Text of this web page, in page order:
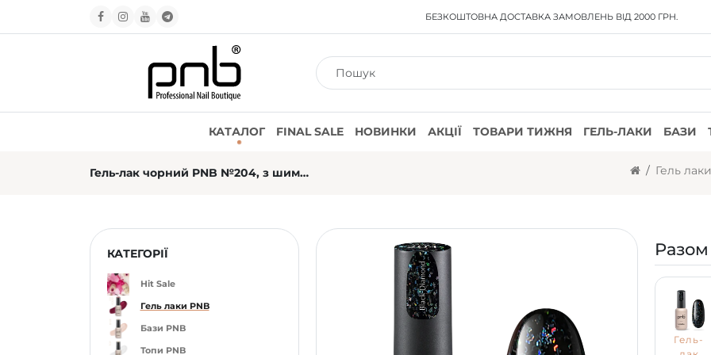
БЕЗКОШТОВНА ДОСТАВКАЗАМОВЛЕНЬ ВІД 2000 ГРН.
КАТАЛОГ FINAL SALE НОВИНКИ АКЦІЇ ТОВАРИ ТИЖНЯ ГЕЛЬ-ЛАКИ БАЗИ
Гель-лак чорний PNB №204, з шиммером (8 мл) Гель
КАТЕГОРІЇ
Hit Sale
Гель лаки PNB
Бази PNB
Топи PNB
Гель-